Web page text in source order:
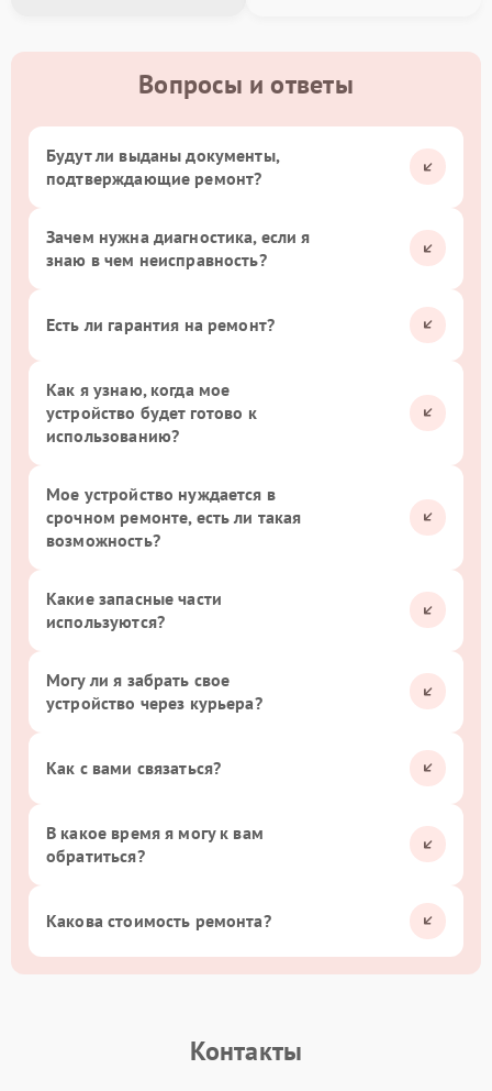
Вопросы и ответы
Будут ли выданы документы,
подтверждающие ремонт?
Зачем нужна диагностика, если я
знаю в чем неисправность?
Есть ли гарантия на ремонт?
Как я узнаю, когда мое
устройство будет готово к
использованию?
Мое устройство нуждается в
срочном ремонте, есть ли такая
возможность?
Какие запасные части
используются?
Могу ли я забрать свое
устройство через курьера?
Как с вами связаться?
В какое время я могу к вам
обратиться?
Какова стоимость ремонта?
Контакты